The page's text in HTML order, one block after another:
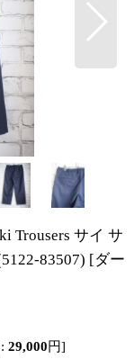
Trousers サイ サ
83507) [ダー
: 29,000円]